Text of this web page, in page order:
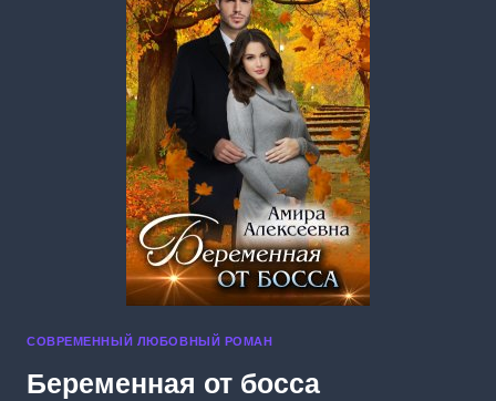
СОВРЕМЕННЫЙ ЛЮБОВНЫЙ РОМАН
Беременная от босса